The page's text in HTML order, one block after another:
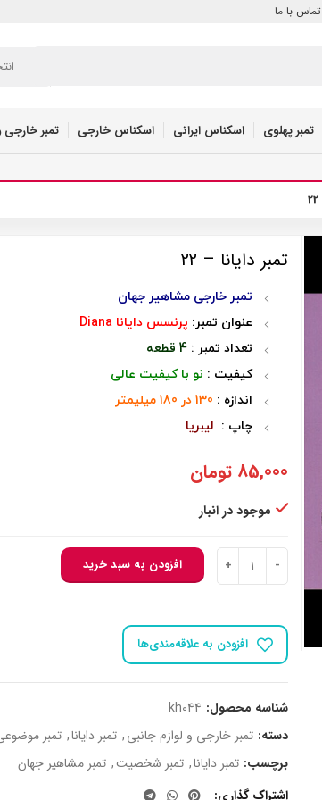
تماس با ما
تمبر پهلوی اسکناس ایرانی اسکناس خارجی تمبر خارجی
تمبر دایانا – 22
تمبر خارجی مشاهیر جهان
عنوان تمبر: پرنسس دایانا Diana
تعداد تمبر : 4 قطعه
کیفیت : نو با کیفیت عالی
اندازه : 130 در 180 میلیمتر
چاپ : لیبریا
85,000 تومان
موجود در انبار
تمبر دایانا - 22 عدد افزودن به سبد خرید
افزودن به علاقه‌مندی‌ها
شناسه محصول: kh044
دسته: تمبر خارجی و لوازم جانبی, تمبر دایانا, تمبر
برچسب: تمبر دایانا, تمبر شخصیت, تمبر مشاهیر جهان
اشتراک گذاری